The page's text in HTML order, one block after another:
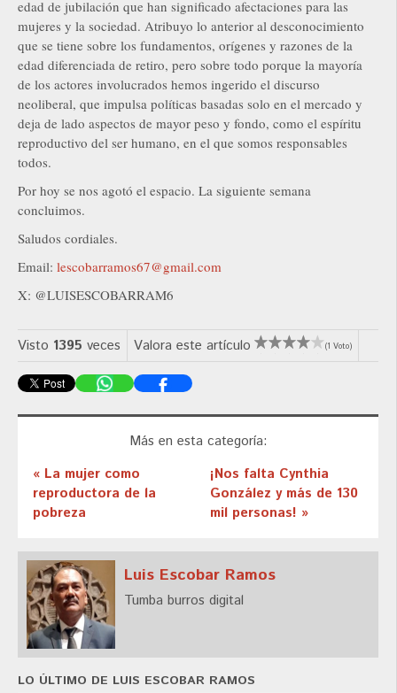
edad de jubilación que han significado afectaciones para las
mujeres y la sociedad. Atribuyo lo anterior al desconocimiento
que se tiene sobre los fundamentos, orígenes y razones de la
edad diferenciada de retiro, pero sobre todo porque la mayoría
de los actores involucrados hemos ingerido el discurso
neoliberal, que impulsa políticas basadas solo en el mercado y
deja de lado aspectos de mayor peso y fondo, como el espíritu
reproductivo del ser humano, en el que somos responsables
todos.
Por hoy se nos agotó el espacio. La siguiente semana
concluimos.
Saludos cordiales.
Email: lescobarramos67@gmail.com
X: @LUISESCOBARRAM6
Visto 1395 veces Valora este artículo (1 Voto)
Más en esta categoría:
« La mujer como
reproductora de la
pobreza
¡Nos falta Cynthia
González y más de 130
mil personas! »
Luis Escobar Ramos
Tumba burros digital
LO ÚLTIMO DE LUIS ESCOBAR RAMOS